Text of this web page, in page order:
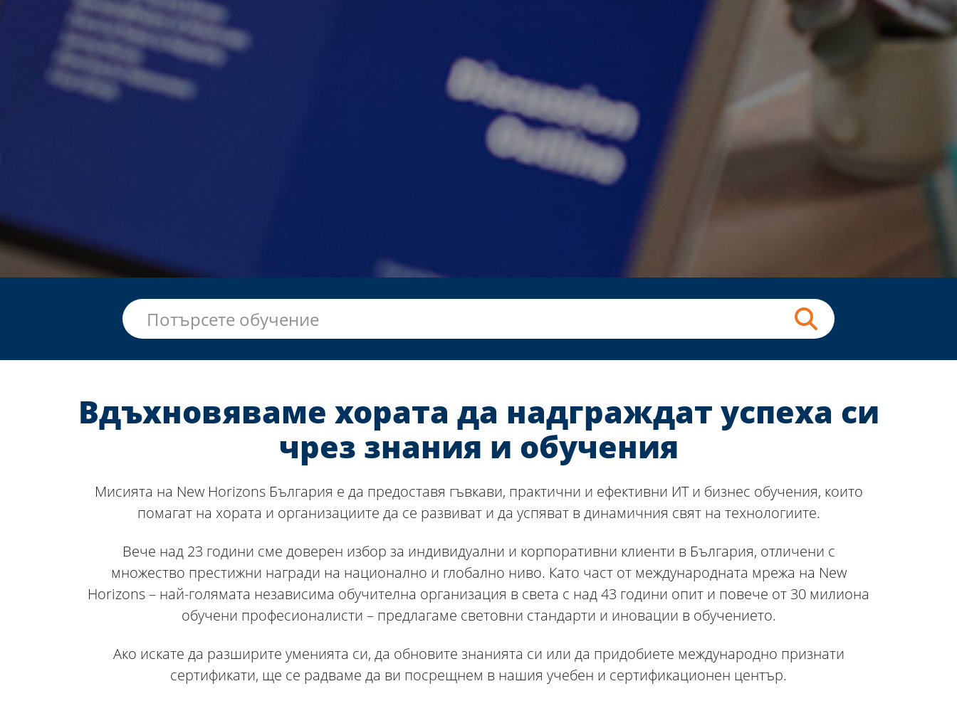
Вдъхновяваме хората да надграждат успеха си
чрез знания и обучения
Мисията на New Horizons България е да предоставя гъвкави, практични и ефективни ИТ и бизнес обучения, които
помагат на хората и организациите да се развиват и да успяват в динамичния свят на технологиите.
Вече над 23 години сме доверен избор за индивидуални и корпоративни клиенти в България, отличени с
множество престижни награди на национално и глобално ниво. Като част от международната мрежа на New
Horizons – най-голямата независима обучителна организация в света с над 43 години опит и повече от 30 милиона
обучени професионалисти – предлагаме световни стандарти и иновации в обучението.
Ако искате да разширите уменията си, да обновите знанията си или да придобиете международно признати
сертификати, ще се радваме да ви посрещнем в нашия учебен и сертификационен център.